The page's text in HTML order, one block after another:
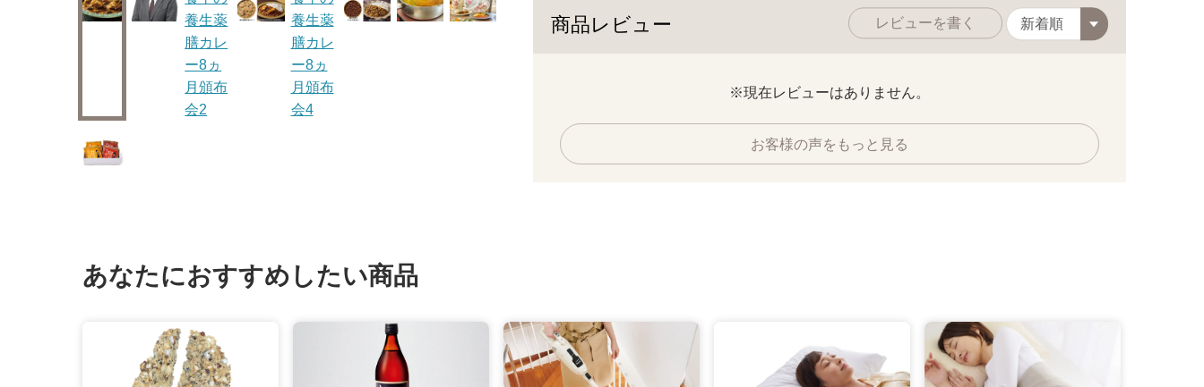
商品レビュー レビューを書く
※現在レビューはありません。
お客様の声をもっと見る
あなたにおすすめしたい商品